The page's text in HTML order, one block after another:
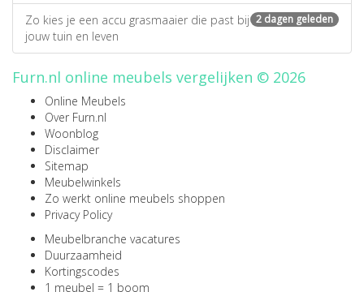
2 dagen geleden
Zo kies je een accu grasmaaier die past bij
jouw tuin en leven
Furn.nl online meubels vergelijken © 2026
Online Meubels
Over Furn.nl
Woonblog
Disclaimer
Sitemap
Meubelwinkels
Zo werkt online meubels shoppen
Privacy Policy
Meubelbranche vacatures
Duurzaamheid
Kortingscodes
1 meubel = 1 boom